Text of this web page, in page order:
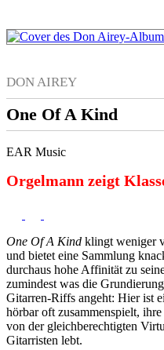
DON AIREY
One Of A Kind
EAR Music
Orgelmann zeigt
One Of A Kind klingt weniger
und bietet eine Sammlung
durchaus hohe Affinität zu
zumindest was die
Gitarren-Riffs angeht: Hier ist
hörbar oft zusammenspielt,
von der gleichberechtigten
Gitarristen lebt.